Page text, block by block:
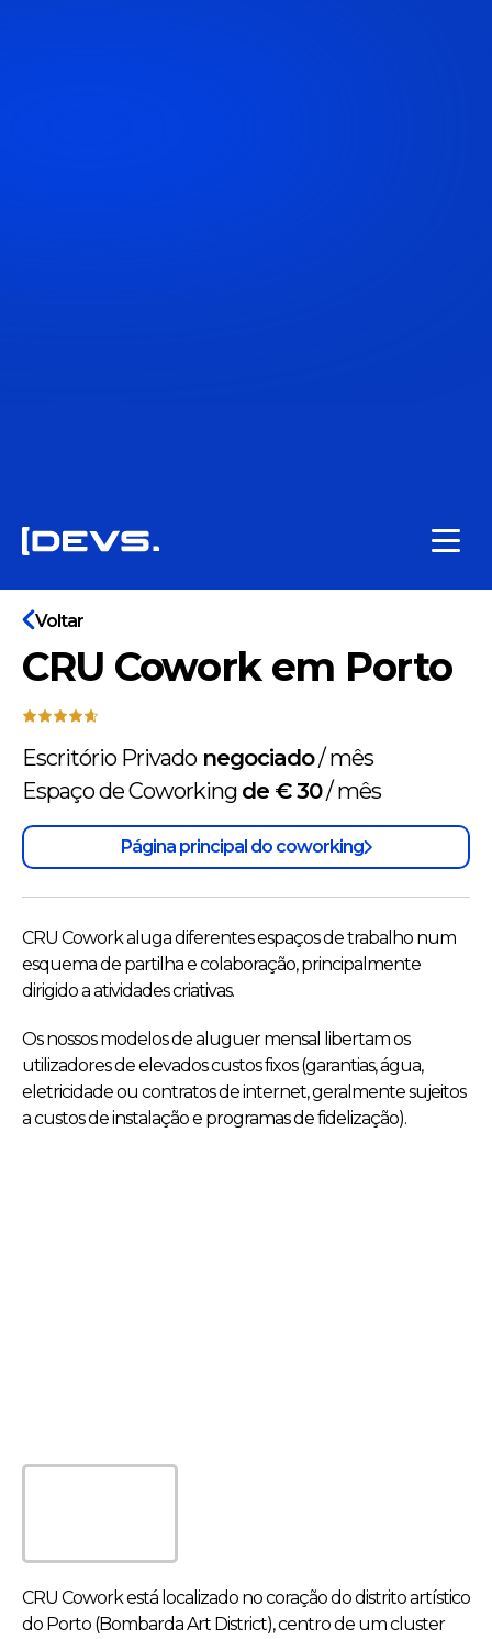
Voltar
CRU Cowork em Porto
Escritório Privadonegociado/mês
Espaço de Coworking de € 30/mês
Página principal do coworking
CRU Cowork aluga diferentes espaços de trabalho num
esquema de partilha e colaboração, principalmente
dirigido a atividades criativas.
Os nossos modelos de aluguer mensal libertam os
utilizadores de elevados custos fixos (garantias, água,
eletricidade ou contratos de internet, geralmente sujeitos
a custos de instalação e programas de fidelização).
CRU Cowork está localizado no coração do distrito artístico
do Porto (Bombarda Art District), centro de um cluster